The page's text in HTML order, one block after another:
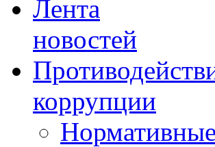
Лента
новостей
коррупции